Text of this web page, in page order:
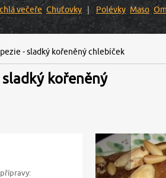
večeře Chuťovky Polévky Maso
- sladký kořeněný chlebíček
sladký kořeněný